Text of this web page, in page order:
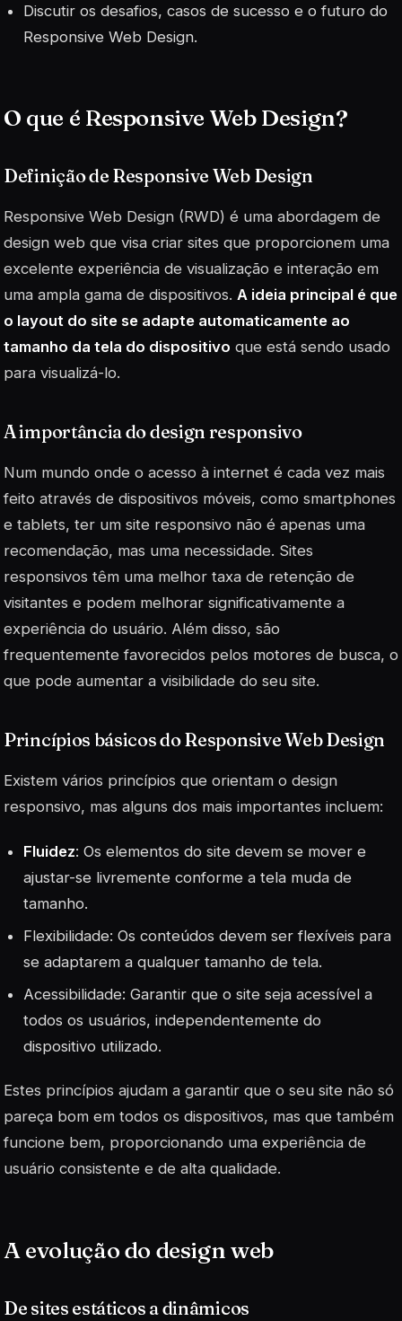
Discutir os desafios, casos de sucesso e o futuro do
Responsive Web Design.
O que é Responsive Web Design?
Definição de Responsive Web Design
Responsive Web Design (RWD) é uma abordagem de
design web que visa criar sites que proporcionem uma
excelente experiência de visualização e interação em
uma ampla gama de dispositivos. A ideia principal é que
o layout do site se adapte automaticamente ao
tamanho da tela do dispositivo que está sendo usado
para visualizá-lo.
A importância do design responsivo
Num mundo onde o acesso à internet é cada vez mais
feito através de dispositivos móveis, como smartphones
e tablets, ter um site responsivo não é apenas uma
recomendação, mas uma necessidade. Sites
responsivos têm uma melhor taxa de retenção de
visitantes e podem melhorar significativamente a
experiência do usuário. Além disso, são
frequentemente favorecidos pelos motores de busca, o
que pode aumentar a visibilidade do seu site.
Princípios básicos do Responsive Web Design
Existem vários princípios que orientam o design
responsivo, mas alguns dos mais importantes incluem:
Fluidez: Os elementos do site devem se mover e
ajustar-se livremente conforme a tela muda de
tamanho.
Flexibilidade: Os conteúdos devem ser flexíveis para
se adaptarem a qualquer tamanho de tela.
Acessibilidade: Garantir que o site seja acessível a
todos os usuários, independentemente do
dispositivo utilizado.
Estes princípios ajudam a garantir que o seu site não só
pareça bom em todos os dispositivos, mas que também
funcione bem, proporcionando uma experiência de
usuário consistente e de alta qualidade.
A evolução do design web
De sites estáticos a dinâmicos